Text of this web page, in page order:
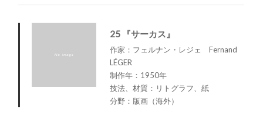
25 『サーカス』
作家：フェルナン・レジェ Fernand
LÉGER
制作年：1950年
技法、材質：リトグラフ、紙
分野：版画（海外）